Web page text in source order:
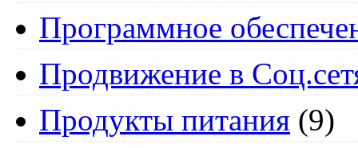
Программное
Продвижение в
Продукты питания (9)